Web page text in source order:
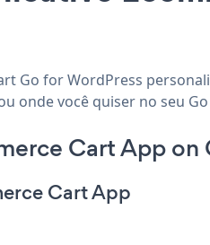
Go for WordPress
onde você quiser no seu
Cart App on
Cart App